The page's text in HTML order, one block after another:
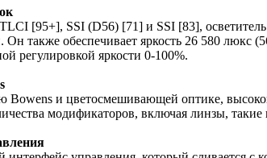
[95+], SSI (D56) [71] и SSI [83],
Он также обеспечивает яркость 26 580 люкс
регулировкой яркости 0-100%.
Bowens и цветосмешивающей оптике,
модификаторов, включая линзы, такие